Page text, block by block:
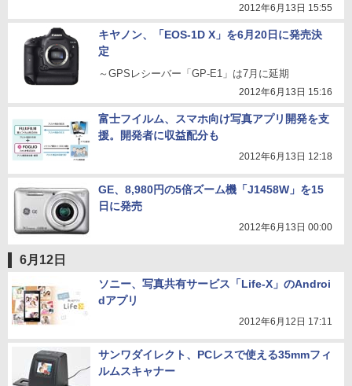
2012年6月13日 15:55
キヤノン、「EOS-1D X」を6月20日に発売決
定
～GPSレシーバー「GP-E1」は7月に延期
2012年6月13日 15:16
富士フイルム、スマホ向け写真アプリ開発を支
援。開発者に収益配分も
2012年6月13日 12:18
GE、8,980円の5倍ズーム機「J1458W」を15
日に発売
2012年6月13日 00:00
6月12日
ソニー、写真共有サービス「Life-X」のAndroi
dアプリ
2012年6月12日 17:11
サンワダイレクト、PCレスで使える35mmフィ
ルムスキャナー